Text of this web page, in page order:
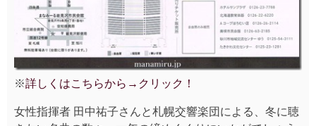
※詳しくはこちらから→クリック！
女性指揮者 田中祐子さんと札幌交響楽団による、冬に聴